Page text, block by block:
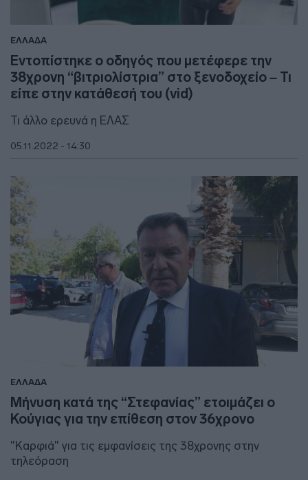
ΕΛΛΑΔΑ
Εντοπίστηκε ο οδηγός που μετέφερε την
38χρονη “βιτριολίστρια” στο ξενοδοχείο – Τι
είπε στην κατάθεσή του (vid)
Τι άλλο ερευνά η ΕΛΑΣ
05.11.2022 - 14:30
ΕΛΛΑΔΑ
Μήνυση κατά της “Στεφανίας” ετοιμάζει ο
Κούγιας για την επίθεση στον 36χρονο
"Καρφιά" για τις εμφανίσεις της 38χρονης στην
τηλεόραση